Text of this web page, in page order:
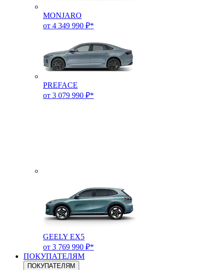
MONJARO
от 4 349 990 ₽*
PREFACE
от 3 079 990 ₽*
GEELY EX5
от 3 769 990 ₽*
ПОКУПАТЕЛЯМ
ПОКУПАТЕЛЯМ